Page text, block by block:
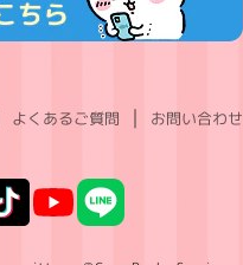
よくあるご質問 お問い合わせ
YouTubeLINE